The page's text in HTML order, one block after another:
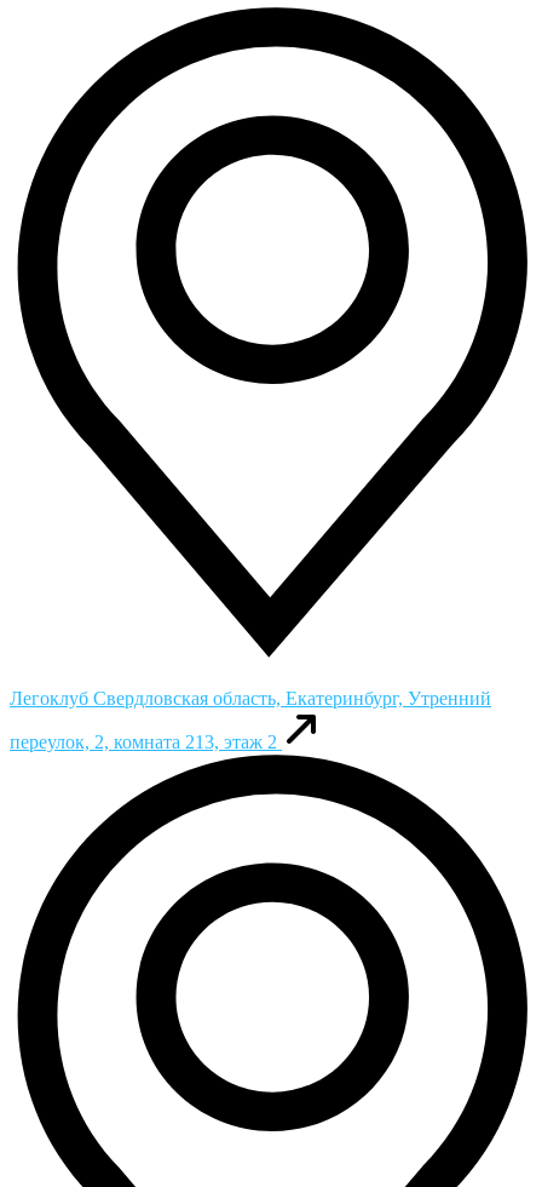
Легоклуб Свердловская область, Екатеринбург, Утренний
переулок, 2, комната 213, этаж 2